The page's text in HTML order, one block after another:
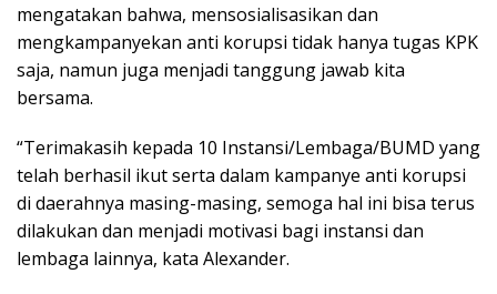
mengatakan bahwa, mensosialisasikan dan
mengkampanyekan anti korupsi tidak hanya tugas KPK
saja, namun juga menjadi tanggung jawab kita
bersama.
“Terimakasih kepada 10 Instansi/Lembaga/BUMD yang
telah berhasil ikut serta dalam kampanye anti korupsi
di daerahnya masing-masing, semoga hal ini bisa terus
dilakukan dan menjadi motivasi bagi instansi dan
lembaga lainnya, kata Alexander.